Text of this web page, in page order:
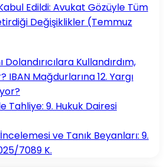
Edildi: Avukat Gözüyle Tüm
Değişiklikler (Temmuz
Dolandırıcılara Kullandırdım,
IBAN Mağdurlarına 12. Yargı
Tahliye: 9. Hukuk Dairesi
ve Tanık Beyanları: 9.
7089 K.